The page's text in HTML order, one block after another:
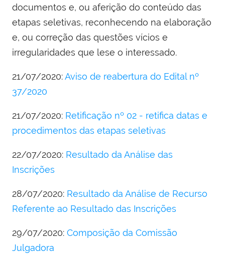
documentos e, ou aferição do conteúdo das
etapas seletivas, reconhecendo na elaboração
e, ou correção das questões vícios e
irregularidades que lese o interessado.
21/07/2020:Aviso de reabertura do Edital nº
37/2020
21/07/2020: Retificação nº 02 - retifica datas e
procedimentos das etapas seletivas
22/07/2020: Resultado da Análise das
Inscrições
28/07/2020: Resultado da Análise de Recurso
Referente ao Resultado das Inscrições
29/07/2020: Composição da Comissão
Julgadora